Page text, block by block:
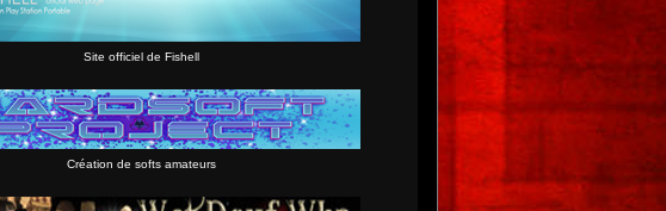
Site officiel de Fishell
Création de softs amateurs